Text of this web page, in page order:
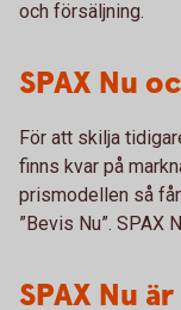
och försäljning.
SPAX Nu
För att skilja
finns kvar på
prismodellen så får
”Bevis Nu”. SPAX
SPAX Nu